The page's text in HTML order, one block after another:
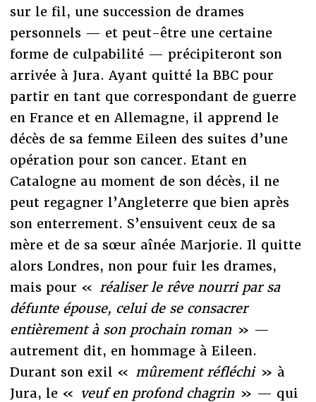
sur le fil, une succession de drames
personnels — et peut-être une certaine
forme de culpabilité — précipiteront son
arrivée à Jura. Ayant quitté la BBC pour
partir en tant que correspondant de guerre
en France et en Allemagne, il apprend le
décès de sa femme Eileen des suites d’une
opération pour son cancer. Etant en
Catalogne au moment de son décès, il ne
peut regagner l’Angleterre que bien après
son enterrement. S’ensuivent ceux de sa
mère et de sa sœur aînée Marjorie. Il quitte
alors Londres, non pour fuir les drames,
mais pour « réaliser le rêve nourri par sa
défunte épouse, celui de se consacrer
entièrement à son prochain roman» —
autrement dit, en hommage à Eileen.
Durant son exil « mûrement réfléchi» à
Jura, le « veuf en profond chagrin» — qui